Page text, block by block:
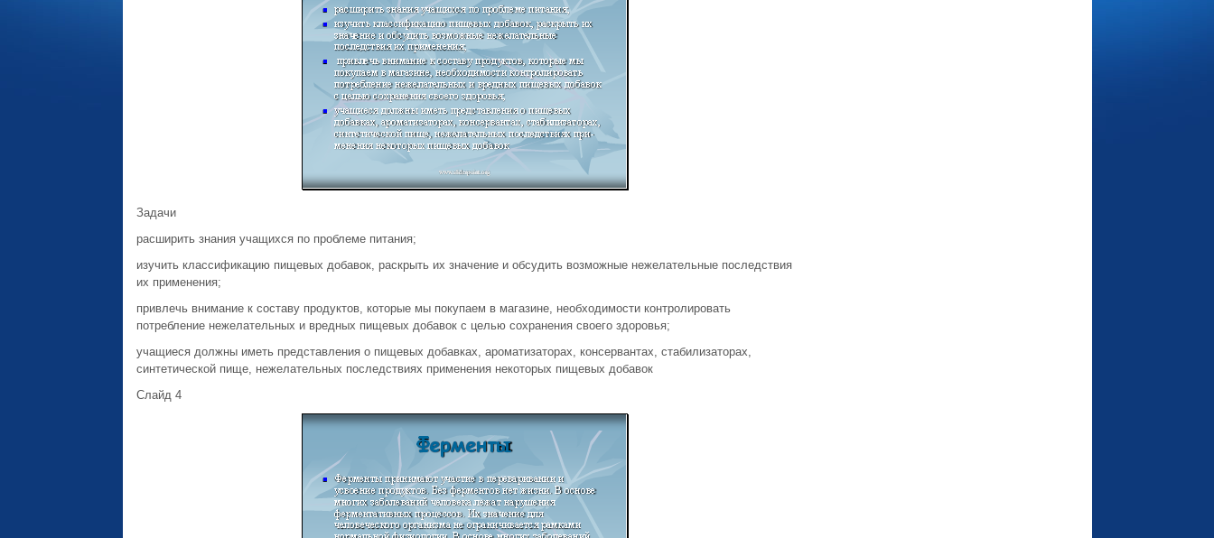
Задачи
расширить знания учащихся по проблеме питания;
изучить классификацию пищевых добавок, раскрыть их значение и обсудить возможные нежелательные последствия
их применения;
привлечь внимание к составу продуктов, которые мы покупаем в магазине, необходимости контролировать
потребление нежелательных и вредных пищевых добавок с целью сохранения своего здоровья;
учащиеся должны иметь представления о пищевых добавках, ароматизаторах, консервантах, стабилизаторах,
синтетической пище, нежелательных последствиях при­менения некоторых пищевых добавок
Слайд 4